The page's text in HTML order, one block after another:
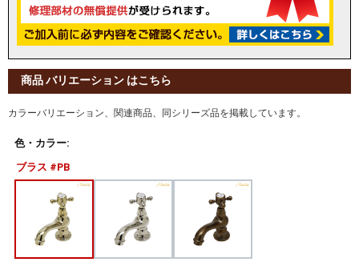
商品 バリエーション はこちら
カラーバリエーション、関連商品、同シリーズ品を掲載しています。
色・カラー:
ブラス #PB